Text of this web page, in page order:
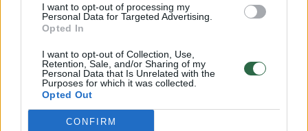
I want to opt-out of processing my
Personal Data for Targeted Advertising.
Opted In
I want to opt-out of Collection, Use,
Retention, Sale, and/or Sharing of my
Personal Data that Is Unrelated with the
Purposes for which it was collected.
Opted Out
CONFIRM
Žinios | Lietuvos diena
Avarija Vilniuje: į stotelę įsirėžęs automobilis sužalojo
dvi moteris
Žinios | Lietuvos diena